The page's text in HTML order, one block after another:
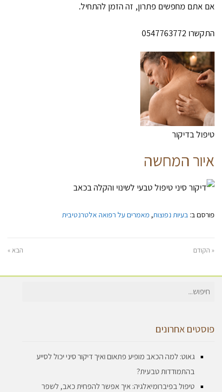
אם אתם מחפשים פתרון, זה הזמן להתחיל.
התקשרו 0547763772
טיפול בדיקור
איור המחשה
פורסם ב: בעיות נפוצות, מאמרים על רפואה אלטרנטיבית
« הקודם הבא »
חיפוש
פוסטים אחרונים
גאוט: למה הכאב מופיע פתאום ואיך דיקור סיני יכול לסייע
בהתמודדות טבעית?
טיפול בפיברומיאלגיה: איך אפשר להפחית כאב, לשפר